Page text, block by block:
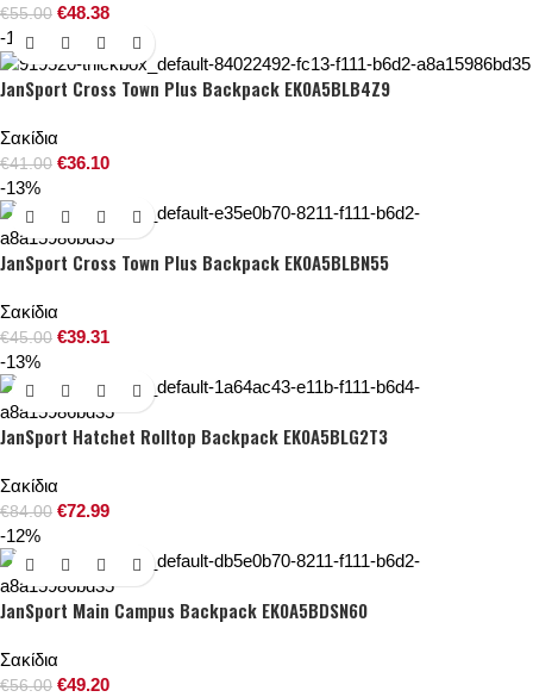
€55.00 €48.38
-12%
JanSport Cross Town Plus Backpack EK0A5BLB4Z9
Σακίδια
€41.00 €36.10
-13%
JanSport Cross Town Plus Backpack EK0A5BLBN55
Σακίδια
€45.00 €39.31
-13%
JanSport Hatchet Rolltop Backpack EK0A5BLG2T3
Σακίδια
€84.00 €72.99
-12%
JanSport Main Campus Backpack EK0A5BDSN60
Σακίδια
€56.00 €49.20